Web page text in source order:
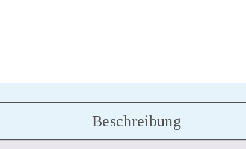
Beschreibung